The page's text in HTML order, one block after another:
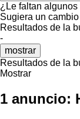
¿Le faltan algunos
Sugiera un cambio
Resultados de la
-
mostrar
Resultados de la
Mostrar
1 anuncio: